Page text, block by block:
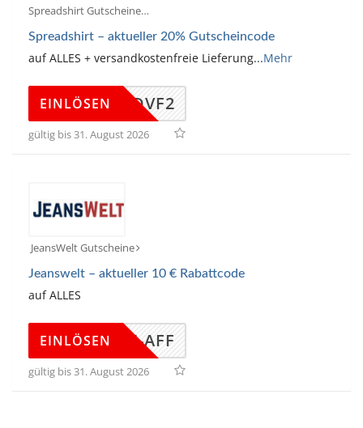
Spreadshirt Gutscheine
Spreadshirt – aktueller 20% Gutscheincode
auf ALLES + versandkostenfreie Lieferung...Mehr
SPRDVF2
EINLÖSEN
gültig bis 31. August 2026
JeansWelt Gutscheine
Jeanswelt – aktueller 10 € Rabattcode
auf ALLES
2026-AFF
EINLÖSEN
gültig bis 31. August 2026